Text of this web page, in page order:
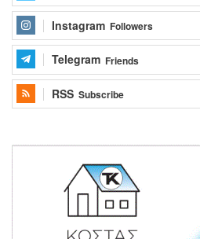
Instagram Followers
Telegram Friends
RSS Subscribe